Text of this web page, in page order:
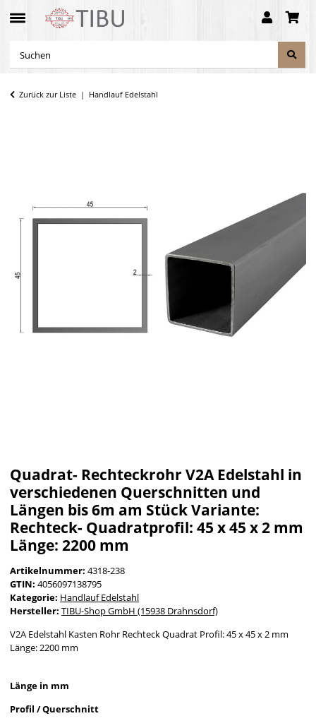
Zurück zur Liste Handlauf Edelstahl
Quadrat- Rechteckrohr V2A Edelstahl in
verschiedenen Querschnitten und
Längen bis 6m am Stück Variante:
Rechteck- Quadratprofil: 45 x 45 x 2 mm
Länge: 2200 mm
Artikelnummer: 4318-238
GTIN: 4056097138795
Kategorie: Handlauf Edelstahl
Hersteller: TIBU-Shop GmbH (15938 Drahnsdorf)
V2A Edelstahl Kasten Rohr Rechteck Quadrat Profil: 45 x 45 x 2 mm
Länge: 2200 mm
Länge in mm
Profil / Querschnitt